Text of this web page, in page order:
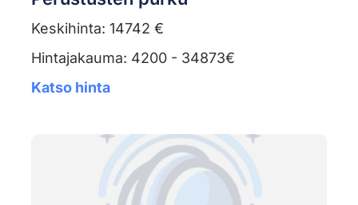
Keskihinta: 14742 €
Hintajakauma: 4200 - 34873€
Katso hinta